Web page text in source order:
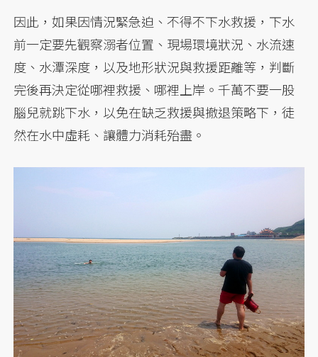
因此，如果因情況緊急迫、不得不下水救援，下水
前一定要先觀察溺者位置、現場環境狀況、水流速
度、水潭深度，以及地形狀況與救援距離等，判斷
完後再決定從哪裡救援、哪裡上岸。千萬不要一股
腦兒就跳下水，以免在缺乏救援與撤退策略下，徒
然在水中虛耗、讓體力消耗殆盡。